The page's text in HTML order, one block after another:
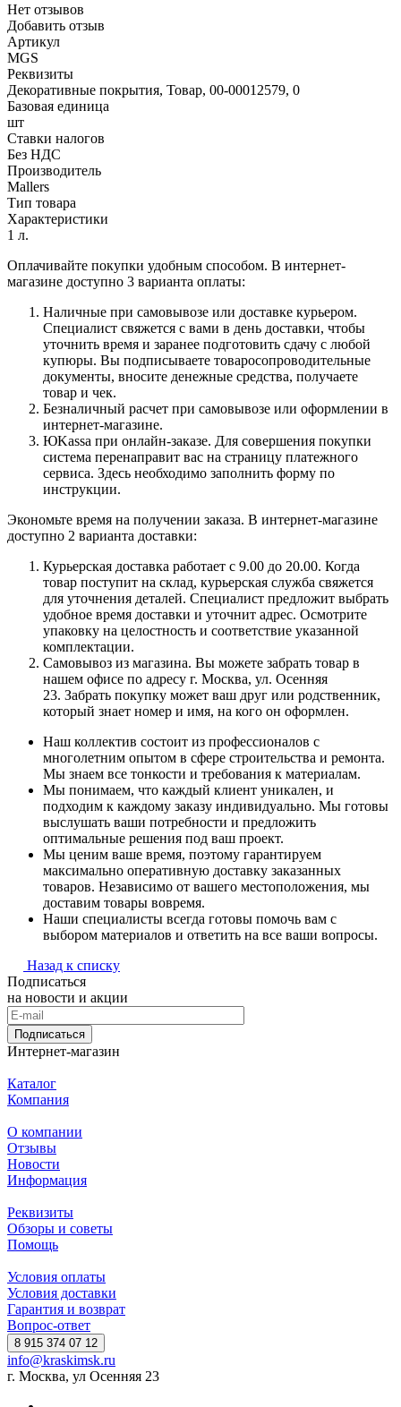
Нет отзывов
Добавить отзыв
Артикул
MGS
Реквизиты
Декоративные покрытия, Товар, 00-00012579, 0
Базовая единица
шт
Ставки налогов
Без НДС
Производитель
Mallers
Тип товара
Характеристики
1 л.
Оплачивайте покупки удобным способом. В интернет-
магазине доступно 3 варианта оплаты:
Наличные при самовывозе или доставке курьером.
Специалист свяжется с вами в день доставки, чтобы
уточнить время и заранее подготовить сдачу с любой
купюры. Вы подписываете товаросопроводительные
документы, вносите денежные средства, получаете
товар и чек.
Безналичный расчет при самовывозе или оформлении в
интернет-магазине.
ЮKassa при онлайн-заказе. Для совершения покупки
система перенаправит вас на страницу платежного
сервиса. Здесь необходимо заполнить форму по
инструкции.
Экономьте время на получении заказа. В интернет-магазине
доступно 2 варианта доставки:
Курьерская доставка работает с 9.00 до 20.00. Когда
товар поступит на склад, курьерская служба свяжется
для уточнения деталей. Специалист предложит выбрать
удобное время доставки и уточнит адрес. Осмотрите
упаковку на целостность и соответствие указанной
комплектации.
Самовывоз из магазина. Вы можете забрать товар в
нашем офисе по адресу г. Москва, ул. Осенняя
23. Забрать покупку может ваш друг или родственник,
который знает номер и имя, на кого он оформлен.
Наш коллектив состоит из профессионалов с
многолетним опытом в сфере строительства и ремонта.
Мы знаем все тонкости и требования к материалам.
Мы понимаем, что каждый клиент уникален, и
подходим к каждому заказу индивидуально. Мы готовы
выслушать ваши потребности и предложить
оптимальные решения под ваш проект.
Мы ценим ваше время, поэтому гарантируем
максимально оперативную доставку заказанных
товаров. Независимо от вашего местоположения, мы
доставим товары вовремя.
Наши специалисты всегда готовы помочь вам с
выбором материалов и ответить на все ваши вопросы.
Назад к списку
Подписаться
на новости и акции
Подписаться
Интернет-магазин
Каталог
Компания
О компании
Отзывы
Новости
Информация
Реквизиты
Обзоры и советы
Помощь
Условия оплаты
Условия доставки
Гарантия и возврат
Вопрос-ответ
8 915 374 07 12
info@kraskimsk.ru
г. Москва, ул Осенняя 23